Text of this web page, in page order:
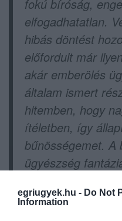
egriugyek.hu - Do Not
Information
fokú bíróság,
elfogadhatatlan.
hibás döntést
előfordult már
akár emberölés
általam ismert
hitemben, hogy
ítéletben, így
bűnösségemet. A
ügyészség
részleteket
tényként